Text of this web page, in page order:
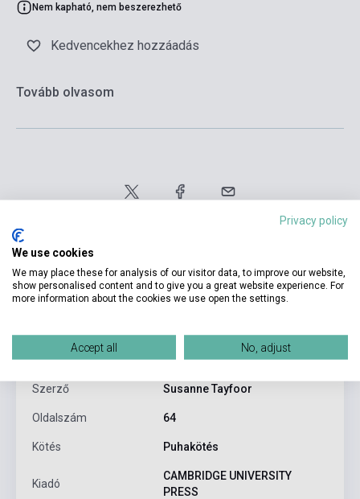
Nem kapható, nem beszerezhető
Kedvencekhez hozzáadás
Tovább olvasom
ISBN 9780521520621
Szerző Susanne Tayfoor
Oldalszám 64
Kötés Puhakötés
Kiadó
CAMBRIDGE UNIVERSITY
PRESS
Privacy policy
We use cookies
We may place these for analysis of our visitor data, to improve our website,
show personalised content and to give you a great website experience. For
more information about the cookies we use open the settings.
Accept all No, adjust